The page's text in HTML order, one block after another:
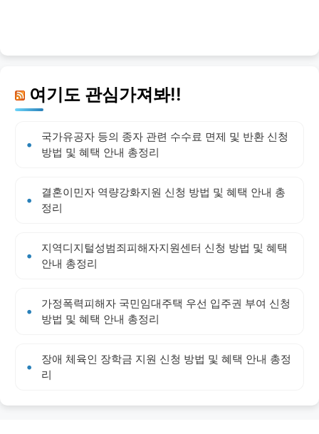
여기도 관심가져봐!!
국가유공자 등의 종자 관련 수수료 면제 및 반환 신청
방법 및 혜택 안내 총정리
결혼이민자 역량강화지원 신청 방법 및 혜택 안내 총
정리
지역디지털성범죄피해자지원센터 신청 방법 및 혜택
안내 총정리
가정폭력피해자 국민임대주택 우선 입주권 부여 신청
방법 및 혜택 안내 총정리
장애 체육인 장학금 지원 신청 방법 및 혜택 안내 총정
리